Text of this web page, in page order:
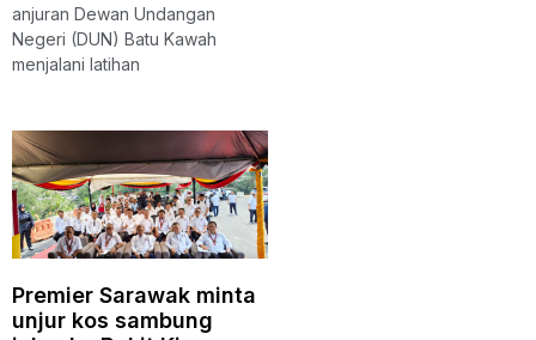
anjuran Dewan Undangan
Negeri (DUN) Batu Kawah
menjalani latihan
Premier Sarawak minta
unjur kos sambung